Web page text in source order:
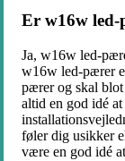
Er w16w led-
Ja, w16w led-
w16w led-pærer
pærer og skal
altid en god idé
føler dig usikker
være en god idé